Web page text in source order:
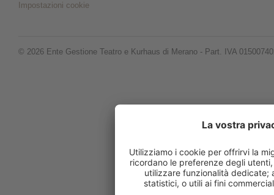
Impostazioni cookie
© 2026 Ente Gestione Teatro e Kurhaus di Merano - Part. IVA